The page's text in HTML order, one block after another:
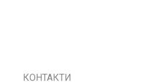
КОНТАКТИ